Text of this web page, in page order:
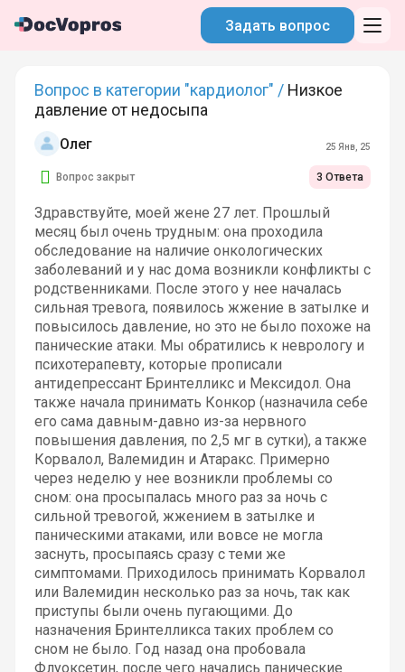
Задать вопрос
Вопрос в категории "кардиолог" / Низкое
давление от недосыпа
Олег 25 Янв, 25
Вопрос закрыт 3 Ответа
Здравствуйте, моей жене 27 лет. Прошлый
месяц был очень трудным: она проходила
обследование на наличие онкологических
заболеваний и у нас дома возникли конфликты с
родственниками. После этого у нее началась
сильная тревога, появилось жжение в затылке и
повысилось давление, но это не было похоже на
панические атаки. Мы обратились к неврологу и
психотерапевту, которые прописали
антидепрессант Бринтелликс и Мексидол. Она
также начала принимать Конкор (назначила себе
его сама давным-давно из-за нервного
повышения давления, по 2,5 мг в сутки), а также
Корвалол, Валемидин и Атаракс. Примерно
через неделю у нее возникли проблемы со
сном: она просыпалась много раз за ночь с
сильной тревогой, жжением в затылке и
паническими атаками, или вовсе не могла
заснуть, просыпаясь сразу с теми же
симптомами. Приходилось принимать Корвалол
или Валемидин несколько раз за ночь, так как
приступы были очень пугающими. До
назначения Бринтелликса таких проблем со
сном не было. Год назад она пробовала
Флуоксетин, после чего начались панические